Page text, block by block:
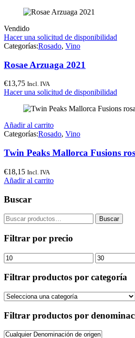
Vendido
Hacer una solicitud de disponibilidad
Categorías:Rosado, Vino
Rosae Arzuaga 2021
€13,75 Incl. IVA
Hacer una solicitud de disponibilidad
Añadir al carrito
Categorías:Rosado, Vino
Twin Peaks Mallorca Fusions
€18,15 Incl. IVA
Añadir al carrito
Buscar
Buscar
por:
Buscar
Filtrar por precio
Precio
mínimo
Precio
máximo
Filtrar productos por categoría
Filtrar productos por